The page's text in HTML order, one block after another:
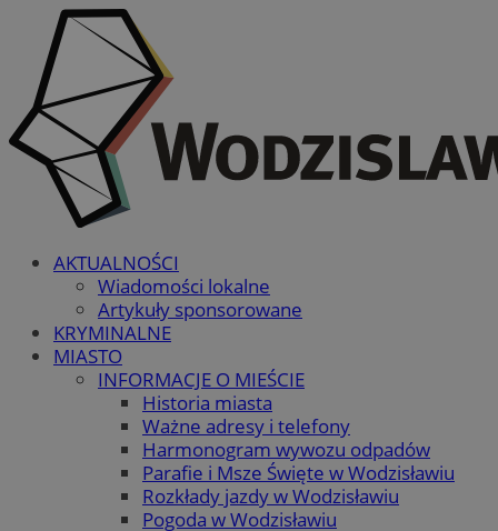
AKTUALNOŚCI
Wiadomości lokalne
Artykuły sponsorowane
KRYMINALNE
MIASTO
INFORMACJE O MIEŚCIE
Historia miasta
Ważne adresy i telefony
Harmonogram wywozu odpadów
Parafie i Msze Święte w Wodzisławiu
Rozkłady jazdy w Wodzisławiu
Pogoda w Wodzisławiu